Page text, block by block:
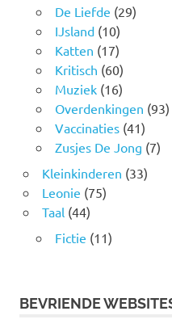
De Liefde (29)
IJsland(10)
Katten (17)
Kritisch (60)
Muziek(16)
Overdenkingen (93)
Vaccinaties(41)
Zusjes De Jong (7)
Kleinkinderen (33)
Leonie (75)
Taal(44)
Fictie (11)
BEVRIENDE